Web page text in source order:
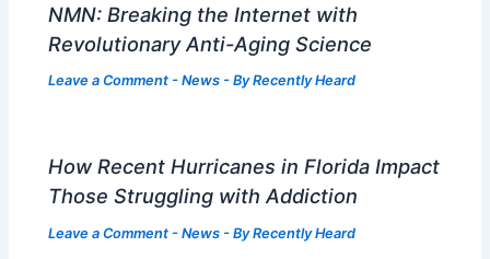
NMN: Breaking the Internet with
Revolutionary Anti-Aging Science
Leave a Comment -News - ByRecently Heard
How Recent Hurricanes in Florida Impact
Those Struggling with Addiction
Leave a Comment -News - ByRecently Heard